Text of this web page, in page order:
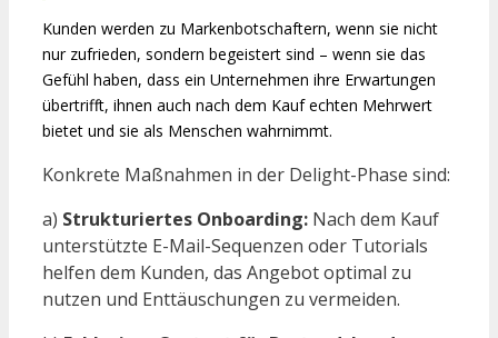
Kunden werden zu Markenbotschaftern, wenn sie nicht
nur zufrieden, sondern begeistert sind – wenn sie das
Gefühl haben, dass ein Unternehmen ihre Erwartungen
übertrifft, ihnen auch nach dem Kauf echten Mehrwert
bietet und sie als Menschen wahrnimmt.
Konkrete Maßnahmen in der Delight-Phase sind:
a) Strukturiertes Onboarding: Nach dem Kauf
unterstützte E-Mail-Sequenzen oder Tutorials
helfen dem Kunden, das Angebot optimal zu
nutzen und Enttäuschungen zu vermeiden.